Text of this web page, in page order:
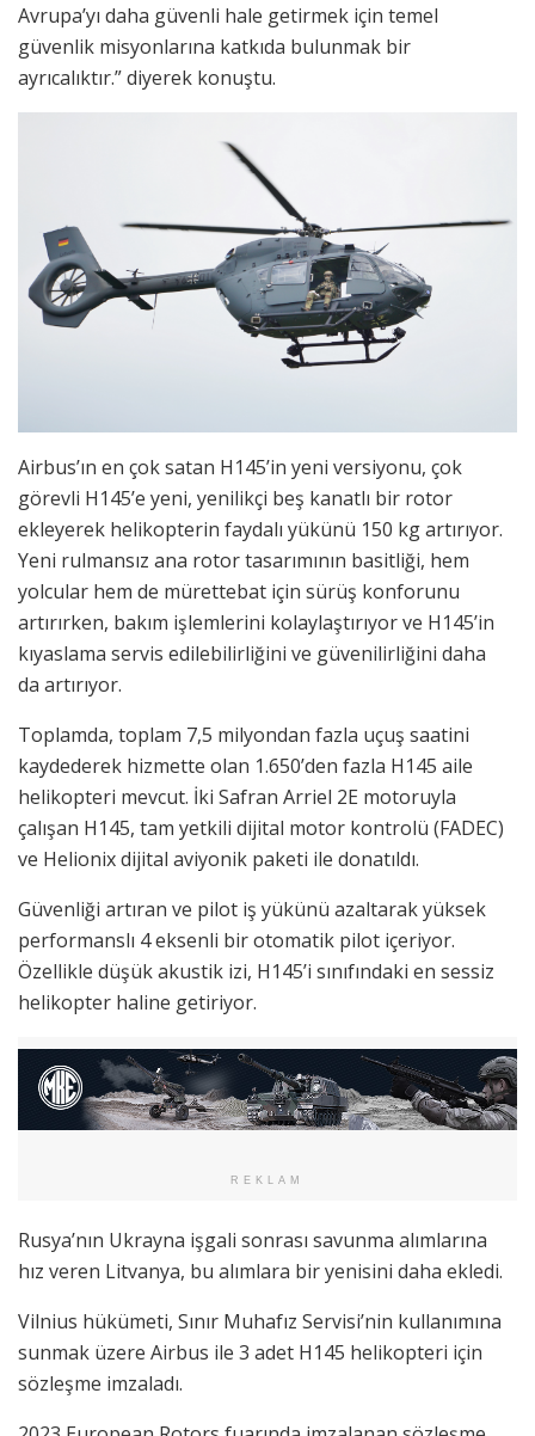
Avrupa’yı daha güvenli hale getirmek için temel
güvenlik misyonlarına katkıda bulunmak bir
ayrıcalıktır.” diyerek konuştu.
Airbus’ın en çok satan H145’in yeni versiyonu, çok
görevli H145’e yeni, yenilikçi beş kanatlı bir rotor
ekleyerek helikopterin faydalı yükünü 150 kg artırıyor.
Yeni rulmansız ana rotor tasarımının basitliği, hem
yolcular hem de mürettebat için sürüş konforunu
artırırken, bakım işlemlerini kolaylaştırıyor ve H145’in
kıyaslama servis edilebilirliğini ve güvenilirliğini daha
da artırıyor.
Toplamda, toplam 7,5 milyondan fazla uçuş saatini
kaydederek hizmette olan 1.650’den fazla H145 aile
helikopteri mevcut. İki Safran Arriel 2E motoruyla
çalışan H145, tam yetkili dijital motor kontrolü (FADEC)
ve Helionix dijital aviyonik paketi ile donatıldı.
Güvenliği artıran ve pilot iş yükünü azaltarak yüksek
performanslı 4 eksenli bir otomatik pilot içeriyor.
Özellikle düşük akustik izi, H145’i sınıfındaki en sessiz
helikopter haline getiriyor.
REKLAM
Rusya’nın Ukrayna işgali sonrası savunma alımlarına
hız veren Litvanya, bu alımlara bir yenisini daha ekledi.
Vilnius hükümeti, Sınır Muhafız Servisi’nin kullanımına
sunmak üzere Airbus ile 3 adet H145 helikopteri için
sözleşme imzaladı.